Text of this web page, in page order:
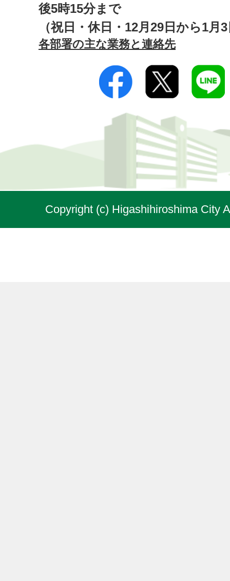
後5時15分まで
（祝日・休日・12月29日から1月
各部署の主な業務と連絡先
Copyright (c) Higashihiroshima City